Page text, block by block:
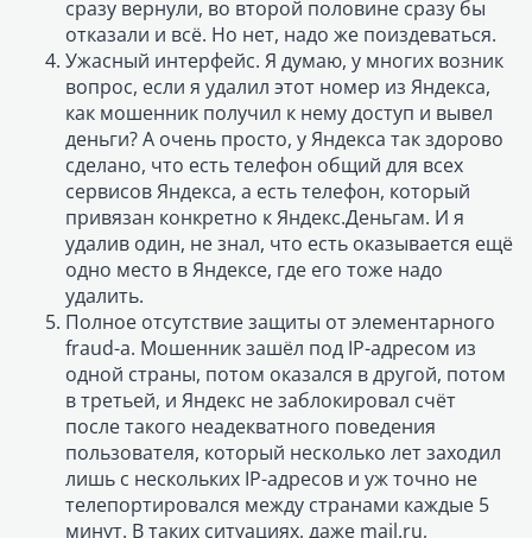
сразу вернули, во второй половине сразу бы
отказали и всё. Но нет, надо же поиздеваться.
Ужасный интерфейс. Я думаю, у многих возник
вопрос, если я удалил этот номер из Яндекса,
как мошенник получил к нему доступ и вывел
деньги? А очень просто, у Яндекса так здорово
сделано, что есть телефон общий для всех
сервисов Яндекса, а есть телефон, который
привязан конкретно к Яндекс.Деньгам. И я
удалив один, не знал, что есть оказывается ещё
одно место в Яндексе, где его тоже надо
удалить.
Полное отсутствие защиты от элементарного
fraud-а. Мошенник зашёл под IP-адресом из
одной страны, потом оказался в другой, потом
в третьей, и Яндекс не заблокировал счёт
после такого неадекватного поведения
пользователя, который несколько лет заходил
лишь с нескольких IP-адресов и уж точно не
телепортировался между странами каждые 5
минут. В таких ситуациях, даже mail.ru,